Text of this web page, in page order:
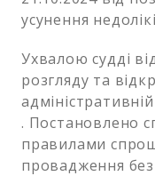
усунення
Ухвалою судді
розгляду та
. Постановлено
правилами
провадження